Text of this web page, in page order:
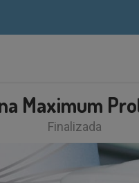
Maximum
Finalizada